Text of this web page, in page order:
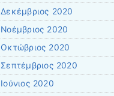
Δεκέμβριος 2020
Νοέμβριος 2020
Οκτώβριος 2020
Σεπτέμβριος 2020
Ιούνιος 2020